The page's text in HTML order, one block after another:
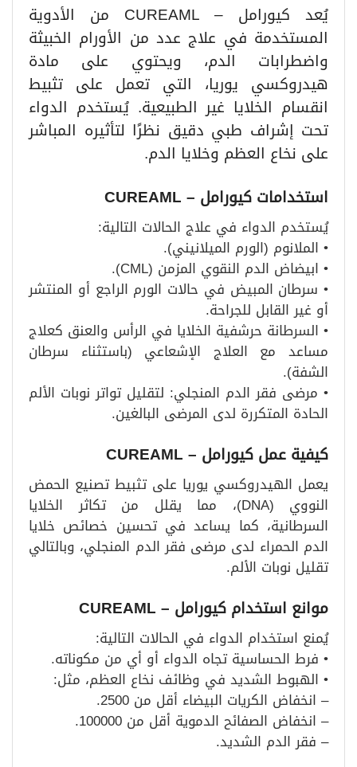
يُعد كيورامل – CUREAML من الأدوية
المستخدمة في علاج عدد من الأورام الخبيثة
واضطرابات الدم، ويحتوي على مادة
هيدروكسي يوريا، التي تعمل على تثبيط
انقسام الخلايا غير الطبيعية. يُستخدم الدواء
تحت إشراف طبي دقيق نظرًا لتأثيره المباشر
على نخاع العظم وخلايا الدم.
استخدامات كيورامل – CUREAML
يُستخدم الدواء في علاج الحالات التالية:
• الملانوم (الورم الميلانيني).
• ابيضاض الدم النقوي المزمن (CML).
• سرطان المبيض في حالات الورم الراجع أو المنتشر
أو غير القابل للجراحة.
• السرطانة حرشفية الخلايا في الرأس والعنق كعلاج
مساعد مع العلاج الإشعاعي (باستثناء سرطان
الشفة).
• مرضى فقر الدم المنجلي: لتقليل تواتر نوبات الألم
الحادة المتكررة لدى المرضى البالغين.
كيفية عمل كيورامل – CUREAML
يعمل الهيدروكسي يوريا على تثبيط تصنيع الحمض
النووي (DNA)، مما يقلل من تكاثر الخلايا
السرطانية، كما يساعد في تحسين خصائص خلايا
الدم الحمراء لدى مرضى فقر الدم المنجلي، وبالتالي
تقليل نوبات الألم.
موانع استخدام كيورامل – CUREAML
يُمنع استخدام الدواء في الحالات التالية:
• فرط الحساسية تجاه الدواء أو أي من مكوناته.
• الهبوط الشديد في وظائف نخاع العظم، مثل:
– انخفاض الكريات البيضاء أقل من 2500.
– انخفاض الصفائح الدموية أقل من 100000.
– فقر الدم الشديد.